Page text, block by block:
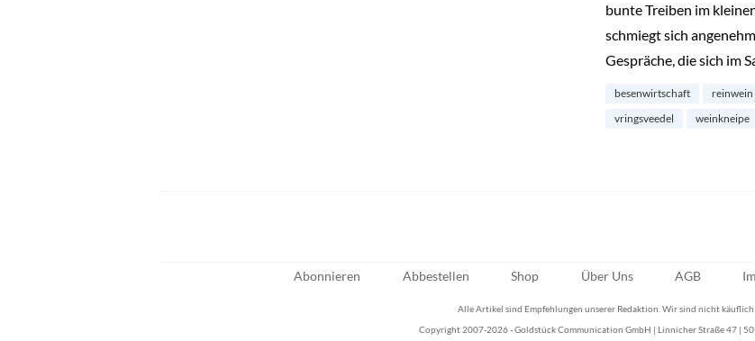
bunte Treiben im
schmiegt sich
Gespräche, die sich im
besenwirtschaft reinwein
vringsveedel
weinkneipe
Abonnieren Abbestellen Shop Über Uns AGB
Alle Artikel sind Empfehlungen unserer Redaktion. Wir sind nicht käuflich
Copyright 2007-2026 - Goldstück Communication GmbH | Linnicher Straße 47 |